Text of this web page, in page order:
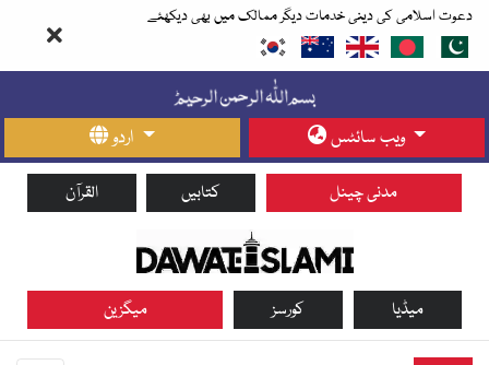
دعوت اسلامی کی دینی خدمات دیگر ممالک میں بھی دیکھئے
اردو ویب سائٹس
القرآن کتابیں مدنی چینل
میگزین کورسز میڈیا